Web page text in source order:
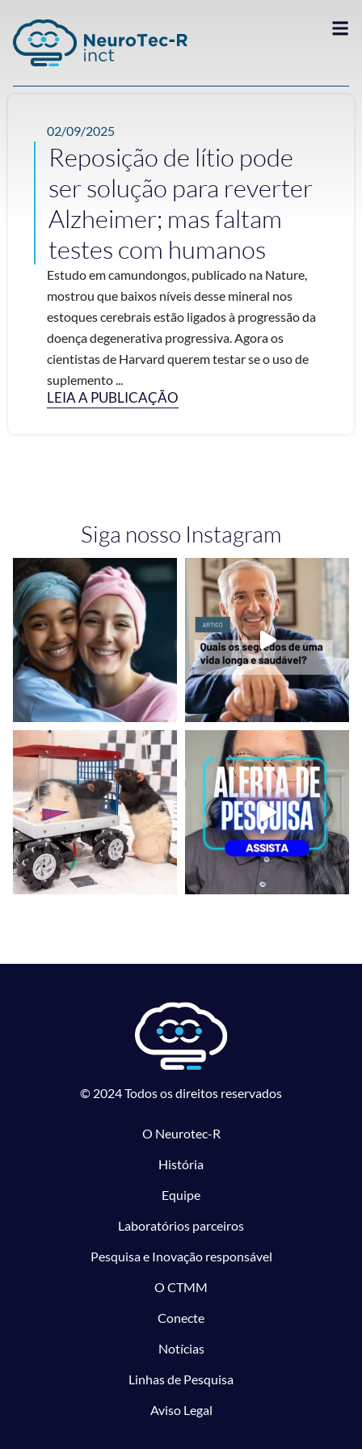
02/09/2025
Reposição de lítio pode
ser solução para reverter
Alzheimer; mas faltam
testes com humanos
Estudo em camundongos, publicado na Nature,
mostrou que baixos níveis desse mineral nos
estoques cerebrais estão ligados à progressão da
doença degenerativa progressiva. Agora os
cientistas de Harvard querem testar se o uso de
suplemento ...
LEIA A PUBLICAÇÃO
Siga nosso Instagram
© 2024 Todos os direitos reservados
O Neurotec-R
História
Equipe
Laboratórios parceiros
Pesquisa e Inovação responsável
O CTMM
Conecte
Notícias
Linhas de Pesquisa
Aviso Legal